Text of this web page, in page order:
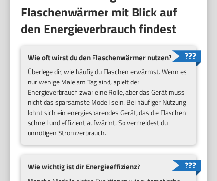
Flaschenwärmer mit Blick auf
den Energieverbrauch findest
Wie oft wirst du den Flaschenwärmer nutzen?
Überlege dir, wie häufig du Flaschen erwärmst. Wenn es
nur wenige Male am Tag sind, spielt der
Energieverbrauch zwar eine Rolle, aber das Gerät muss
nicht das sparsamste Modell sein. Bei häufiger Nutzung
lohnt sich ein energiesparendes Gerät, das die Flaschen
schnell und effizient aufwärmt. So vermeidest du
unnötigen Stromverbrauch.
Wie wichtig ist dir Energieeffizienz?